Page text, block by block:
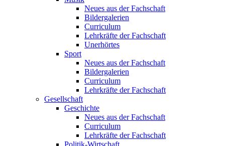
Neues aus der Fachschaft
Bildergalerien
Curriculum
Lehrkräfte der Fachschaft
Unerhörtes
Sport
Neues aus der Fachschaft
Bildergalerien
Curriculum
Lehrkräfte der Fachschaft
Gesellschaft
Geschichte
Neues aus der Fachschaft
Curriculum
Lehrkräfte der Fachschaft